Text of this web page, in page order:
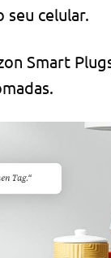
seu celular.
Smart